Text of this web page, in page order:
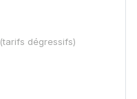
(tarifs dégressifs)